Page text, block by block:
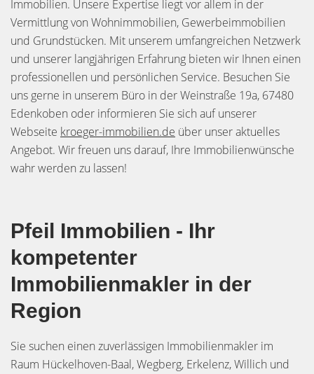
Immobilien. Unsere Expertise liegt vor allem in der
Vermittlung von Wohnimmobilien, Gewerbeimmobilien
und Grundstücken. Mit unserem umfangreichen Netzwerk
und unserer langjährigen Erfahrung bieten wir Ihnen einen
professionellen und persönlichen Service. Besuchen Sie
uns gerne in unserem Büro in der Weinstraße 19a, 67480
Edenkoben oder informieren Sie sich auf unserer
Webseite kroeger-immobilien.de über unser aktuelles
Angebot. Wir freuen uns darauf, Ihre Immobilienwünsche
wahr werden zu lassen!
Pfeil Immobilien - Ihr
kompetenter
Immobilienmakler in der
Region
Sie suchen einen zuverlässigen Immobilienmakler im
Raum Hückelhoven-Baal, Wegberg, Erkelenz, Willich und